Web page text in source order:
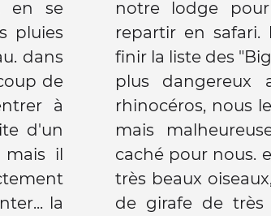
en se
pluies
dans
de
à
d'un
mais il
la
notre lodge
repartir en
finir la liste des
plus dangereux
rhinocéros, nous
mais
caché pour nous. en revanche nous avons vu de
très beaux
de girafe de très